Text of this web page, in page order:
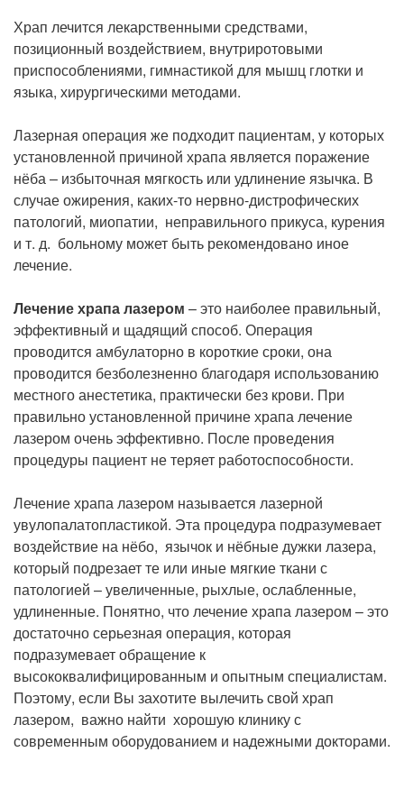
Храп лечится лекарственными средствами,
позиционный воздействием, внутриротовыми
приспособлениями, гимнастикой для мышц глотки и
языка, хирургическими методами.
Лазерная операция же подходит пациентам, у которых
установленной причиной храпа является поражение
нёба – избыточная мягкость или удлинение язычка. В
случае ожирения, каких-то нервно-дистрофических
патологий, миопатии, неправильного прикуса, курения
и т. д. больному может быть рекомендовано иное
лечение.
Лечение храпа лазером – это наиболее правильный,
эффективный и щадящий способ. Операция
проводится амбулаторно в короткие сроки, она
проводится безболезненно благодаря использованию
местного анестетика, практически без крови. При
правильно установленной причине храпа лечение
лазером очень эффективно. После проведения
процедуры пациент не теряет работоспособности.
Лечение храпа лазером называется лазерной
увулопалатопластикой. Эта процедура подразумевает
воздействие на нёбо, язычок и нёбные дужки лазера,
который подрезает те или иные мягкие ткани с
патологией – увеличенные, рыхлые, ослабленные,
удлиненные. Понятно, что лечение храпа лазером – это
достаточно серьезная операция, которая
подразумевает обращение к
высококвалифицированным и опытным специалистам.
Поэтому, если Вы захотите вылечить свой храп
лазером, важно найти хорошую клинику с
современным оборудованием и надежными докторами.